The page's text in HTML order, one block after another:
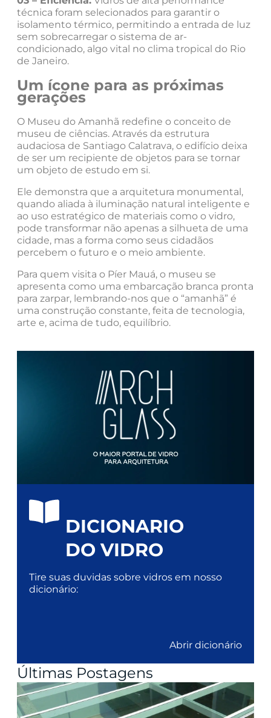
técnica foram selecionados para garantir o
isolamento térmico, permitindo a entrada de luz
sem sobrecarregar o sistema de ar-
condicionado, algo vital no clima tropical do Rio
de Janeiro.
Um ícone para as próximas
gerações
O Museu do Amanhã redefine o conceito de
museu de ciências. Através da estrutura
audaciosa de Santiago Calatrava, o edifício deixa
de ser um recipiente de objetos para se tornar
um objeto de estudo em si.
Ele demonstra que a arquitetura monumental,
quando aliada à iluminação natural inteligente e
ao uso estratégico de materiais como o vidro,
pode transformar não apenas a silhueta de uma
cidade, mas a forma como seus cidadãos
percebem o futuro e o meio ambiente.
Para quem visita o Píer Mauá, o museu se
apresenta como uma embarcação branca pronta
para zarpar, lembrando-nos que o “amanhã” é
uma construção constante, feita de tecnologia,
arte e, acima de tudo, equilíbrio.
DICIONARIO
DO VIDRO
Tire suas duvidas sobre vidros em nosso
dicionário:
Abrir dicionário
Últimas Postagens